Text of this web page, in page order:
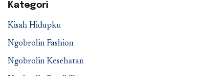
Kategori
Kisah Hidupku
Ngobrolin Fashion
Ngobrolin Kesehatan